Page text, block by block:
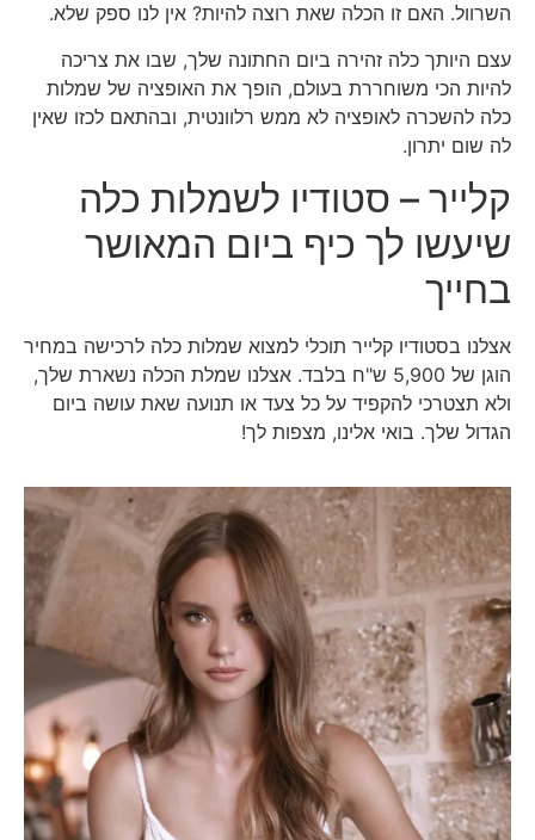
השרוול. האם זו הכלה שאת רוצה להיות? אין לנו ספק שלא.
עצם היותך כלה זהירה ביום החתונה שלך, שבו את צריכה
להיות הכי משוחררת בעולם, הופך את האופציה של שמלות
כלה להשכרה לאופציה לא ממש רלוונטית, ובהתאם לכזו שאין
לה שום יתרון.
קלייר – סטודיו לשמלות כלה
שיעשו לך כיף ביום המאושר
בחייך
אצלנו בסטודיו קלייר תוכלי למצוא שמלות כלה לרכישה במחיר
הוגן של 5,900 ש"ח בלבד. אצלנו שמלת הכלה נשארת שלך,
ולא תצטרכי להקפיד על כל צעד או תנועה שאת עושה ביום
הגדול שלך. בואי אלינו, מצפות לך!